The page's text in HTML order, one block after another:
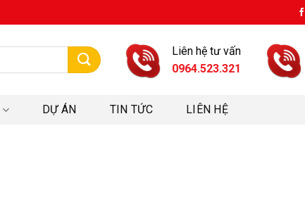
Liên hệ tư vấn
0964.523.321
DỰ ÁN TIN TỨC LIÊN HỆ